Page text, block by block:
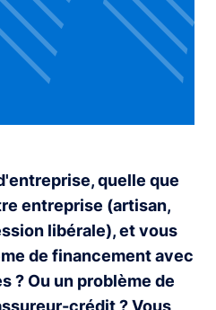
quelle que
entreprise (artisan,
libérale), et vous
de financement avec
? Ou un problème de
crédit ? Vous